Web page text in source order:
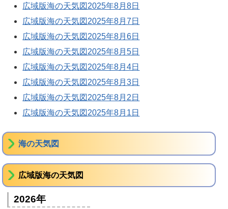
広域版海の天気図2025年8月8日
広域版海の天気図2025年8月7日
広域版海の天気図2025年8月6日
広域版海の天気図2025年8月5日
広域版海の天気図2025年8月4日
広域版海の天気図2025年8月3日
広域版海の天気図2025年8月2日
広域版海の天気図2025年8月1日
海の天気図
広域版海の天気図
2026年